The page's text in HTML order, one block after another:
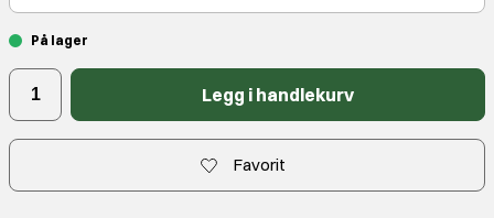
På lager
Legg i handlekurv
Favorit